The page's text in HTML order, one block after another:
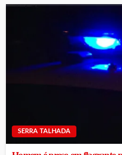
SERRA TALHADA